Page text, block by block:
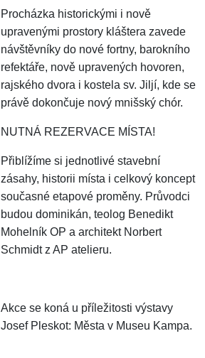
Procházka historickými i nově
upravenými prostory kláštera zavede
návštěvníky do nové fortny, barokního
refektáře, nově upravených hovoren,
rajského dvora i kostela sv. Jiljí, kde se
právě dokončuje nový mnišský chór.
NUTNÁ REZERVACE MÍSTA!
Přiblížíme si jednotlivé stavební
zásahy, historii místa i celkový koncept
současné etapové proměny. Průvodci
budou dominikán, teolog Benedikt
Mohelník OP a architekt Norbert
Schmidt z AP atelieru.
Akce se koná u příležitosti výstavy
Josef Pleskot: Města v Museu Kampa.